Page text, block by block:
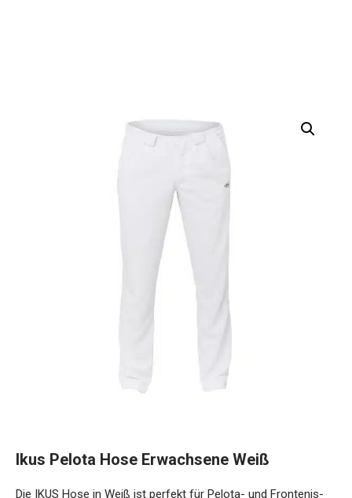
Ikus Pelota Hose Erwachsene Weiß
Die IKUS Hose in Weiß ist perfekt für Pelota- und Frontenis-